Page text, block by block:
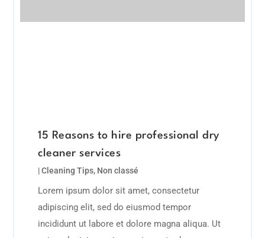
15 Reasons to hire professional dry
cleaner services
|Cleaning Tips, Non classé
Lorem ipsum dolor sit amet, consectetur
adipiscing elit, sed do eiusmod tempor
incididunt ut labore et dolore magna aliqua. Ut